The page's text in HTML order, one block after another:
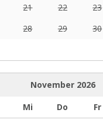
21 22 23
28 29 30
November 2026
Mi Do Fr